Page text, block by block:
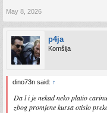
May 8, 2026
p4ja
Komšija
dino73n said: ↑
Da l i je nekad neko platio
zbog promjene kursa otislo